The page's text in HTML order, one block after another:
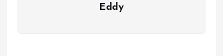
Eddy